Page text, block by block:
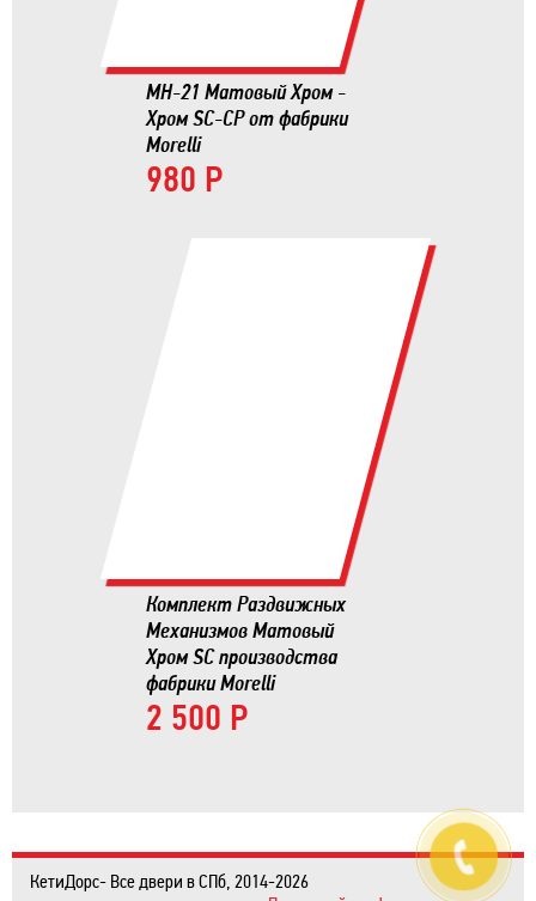
MH-21 Матовый Хром -
Хром SC-CP от фабрики
Morelli
980 Р
Комплект Раздвижных
Механизмов Матовый
Хром SC производства
фабрики Morelli
2 500 Р
КетиДорс- Все двери в СПб, 2014-2026